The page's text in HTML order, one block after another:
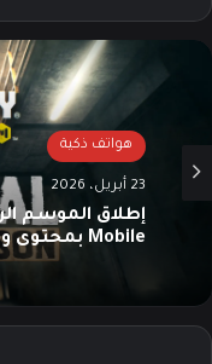
هواتف ذكية
23 أبريل، 2026
Mobile بمحتوى وخرائط جديدة